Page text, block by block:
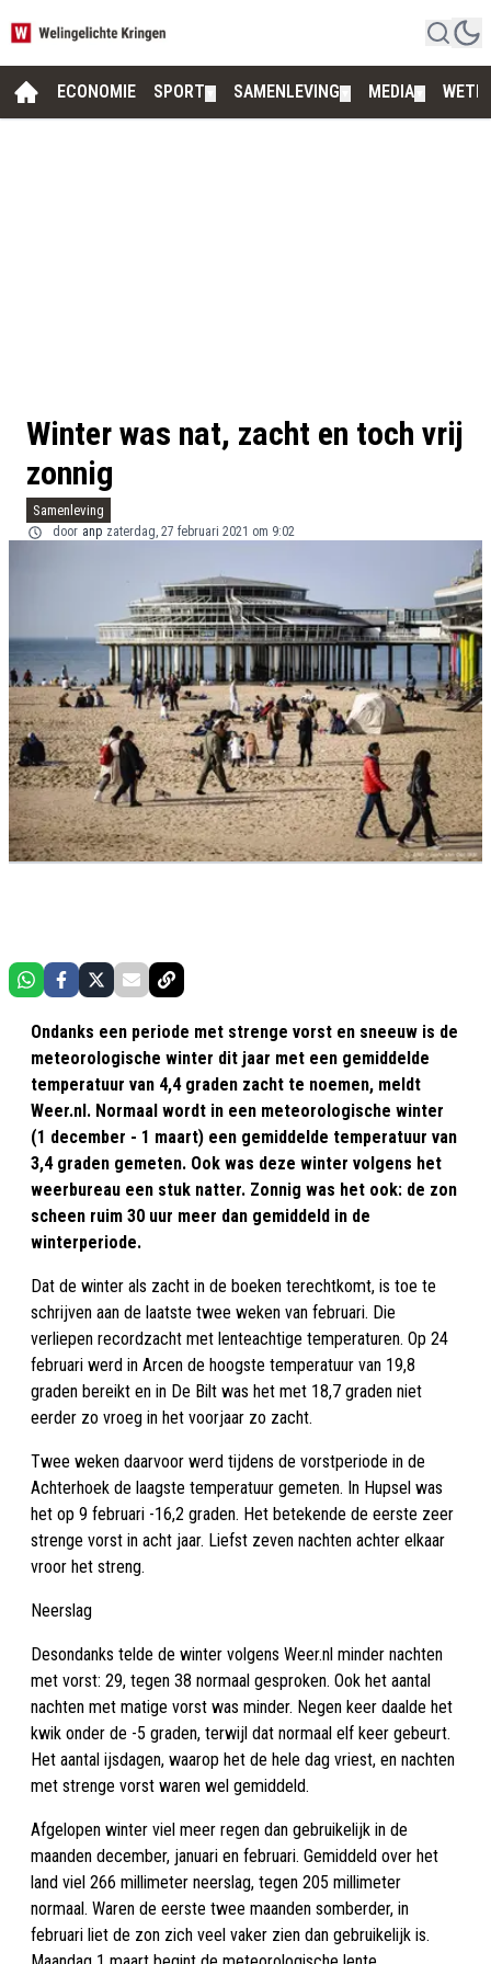
ECONOMIE SPORT SAMENLEVING MEDIA
Winter was nat, zacht en toch vrij
zonnig
Samenleving
door anp zaterdag, 27 februari 2021 om 9:02
Ondanks een periode met strenge vorst en sneeuw is de
meteorologische winter dit jaar met een gemiddelde
temperatuur van 4,4 graden zacht te noemen, meldt
Weer.nl. Normaal wordt in een meteorologische winter
(1 december - 1 maart) een gemiddelde temperatuur van
3,4 graden gemeten. Ook was deze winter volgens het
weerbureau een stuk natter. Zonnig was het ook: de zon
scheen ruim 30 uur meer dan gemiddeld in de
winterperiode.
Dat de winter als zacht in de boeken terechtkomt, is toe te
schrijven aan de laatste twee weken van februari. Die
verliepen recordzacht met lenteachtige temperaturen. Op 24
februari werd in Arcen de hoogste temperatuur van 19,8
graden bereikt en in De Bilt was het met 18,7 graden niet
eerder zo vroeg in het voorjaar zo zacht.
Twee weken daarvoor werd tijdens de vorstperiode in de
Achterhoek de laagste temperatuur gemeten. In Hupsel was
het op 9 februari -16,2 graden. Het betekende de eerste zeer
strenge vorst in acht jaar. Liefst zeven nachten achter elkaar
vroor het streng.
Neerslag
Desondanks telde de winter volgens Weer.nl minder nachten
met vorst: 29, tegen 38 normaal gesproken. Ook het aantal
nachten met matige vorst was minder. Negen keer daalde het
kwik onder de -5 graden, terwijl dat normaal elf keer gebeurt.
Het aantal ijsdagen, waarop het de hele dag vriest, en nachten
met strenge vorst waren wel gemiddeld.
Afgelopen winter viel meer regen dan gebruikelijk in de
maanden december, januari en februari. Gemiddeld over het
land viel 266 millimeter neerslag, tegen 205 millimeter
normaal. Waren de eerste twee maanden somberder, in
februari liet de zon zich veel vaker zien dan gebruikelijk is.